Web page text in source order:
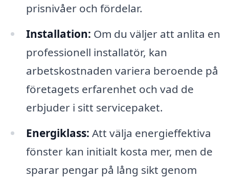
prisnivåer och fördelar.
Installation: Om du väljer att anlita en
professionell installatör, kan
arbetskostnaden variera beroende på
företagets erfarenhet och vad de
erbjuder i sitt servicepaket.
Energiklass: Att välja energieffektiva
fönster kan initialt kosta mer, men de
sparar pengar på lång sikt genom